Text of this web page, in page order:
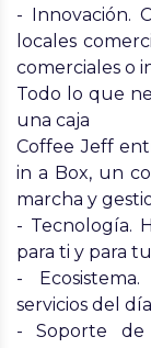
- Innovación.
locales
comerciales o
Todo lo que
una caja
Coffee Jeff
in a Box, un
marcha y
- Tecnología.
para ti y para
-
servicios del
- Soporte de